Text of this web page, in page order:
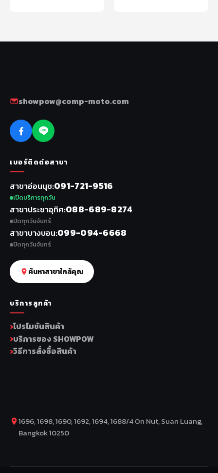
showpow@comp-moto.com
เบอร์ติดต่อสาขา
สาขาอ่อนนุช 091-721-9516
เปิดบริการทุกวัน
สาขาประชาอุทิศ 088-689-8274
ปิดทุกวันจันทร์
สาขาบางบอน 099-094-6668
ปิดทุกวันจันทร์
ค้นหาสาขาใกล้คุณ
บริการลูกค้า
โปรโมชันสินค้า
บริการของ SHOWPOW
วิธีการสั่งซื้อสินค้า
1696, 1698, 1690, 1692, 1694, 1688/4 On Nut, Suan Luang,
Bangkok 10250